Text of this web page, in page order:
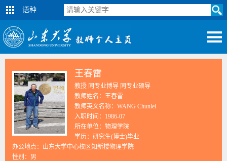
语种
王春雷
教授 同专业博导 同专业硕导
教师姓名：王春雷
教师英文名称：WANG Chunlei
入职时间：1986-07
所在单位：物理学院
学历：研究生(博士)毕业
办公地点：山东大学中心校区知新楼物理学院
性别：男